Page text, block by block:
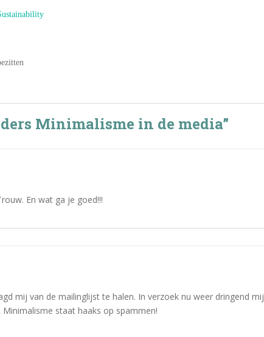
Minimalisme in de media”
En wat ga je goed!!!
mij van de mailinglijst te halen. In verzoek nu weer dringend mij
staat haaks op spammen!